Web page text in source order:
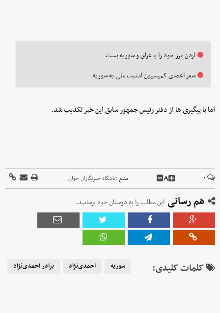
اردن مرز خود را با عراق و سوریه بست
سفر اعضای کمیسیون امنیت ملی به سوریه
اما با پیگیری ها از دفتر رئیس جمهور سابق این خبر تکذیب شد.
۰ A منبع :باشگاه خبرنگاران جوان
هم رسانی این مطلب را به دوستان خود برسانید.
کلمات کلیدی: سوریه احمدی‌نژاد برادر احمدی‌نژاد